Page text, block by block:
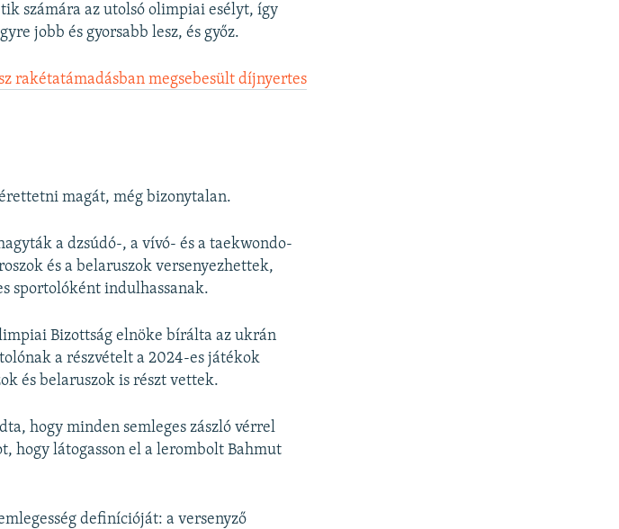
számára az utolsó olimpiai esélyt, így
jobb és gyorsabb lesz, és győz.
rakétatámadásban megsebesült díjnyertes
magát, még bizonytalan.
a dzsúdó-, a vívó- és a taekwondo-
és a belaruszok versenyezhettek,
sportolóként indulhassanak.
Bizottság elnöke bírálta az ukrán
a részvételt a 2024-es játékok
és belaruszok is részt vettek.
hogy minden semleges zászló vérrel
hogy látogasson el a lerombolt Bahmut
definícióját: a versenyző